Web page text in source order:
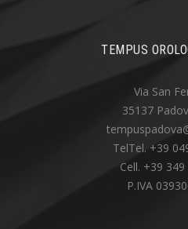
TEMPUS
Via San
35137
TelTel. +39
Cell. +39
P.IVA